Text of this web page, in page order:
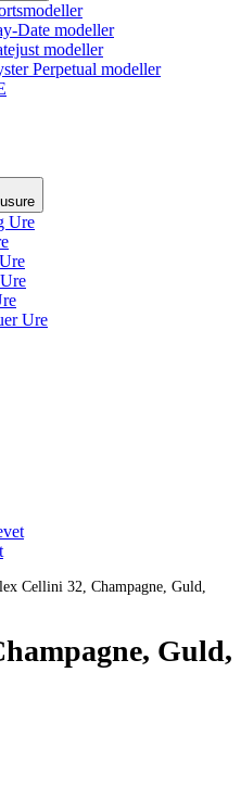
Date modeller
modeller
Perpetual modeller
Ure
Ure
Cellini 32, Champagne, Guld,
Guld,